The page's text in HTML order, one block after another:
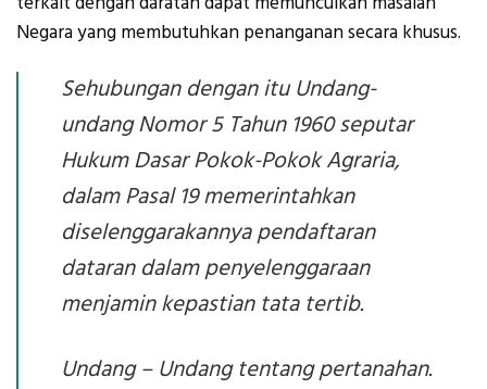
Negara yang membutuhkan penanganan secara khusus.
Sehubungan dengan itu Undang-
undang Nomor 5 Tahun 1960 seputar
Hukum Dasar Pokok-Pokok Agraria,
dalam Pasal 19 memerintahkan
diselenggarakannya pendaftaran
dataran dalam penyelenggaraan
menjamin kepastian tata tertib.
Undang – Undang tentang pertanahan.